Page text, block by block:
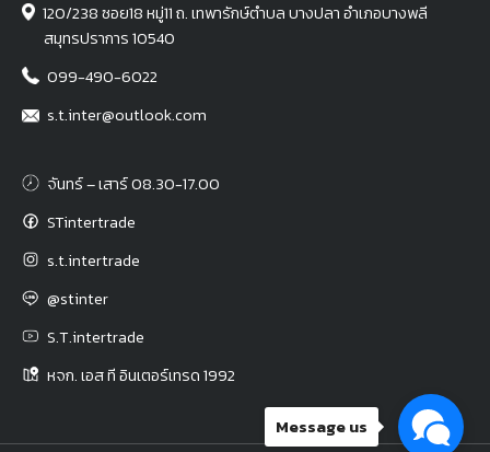
120/238 ซอย18 หมู่11 ถ. เทพารักษ์ตำบล บางปลา อำเภอบางพลี
สมุทรปราการ 10540
099-490-6022
s.t.inter@outlook.com
จันทร์ – เสาร์ 08.30-17.00
STintertrade
s.t.intertrade
@stinter
S.T.intertrade
หจก. เอส ที อินเตอร์เทรด 1992
Message us